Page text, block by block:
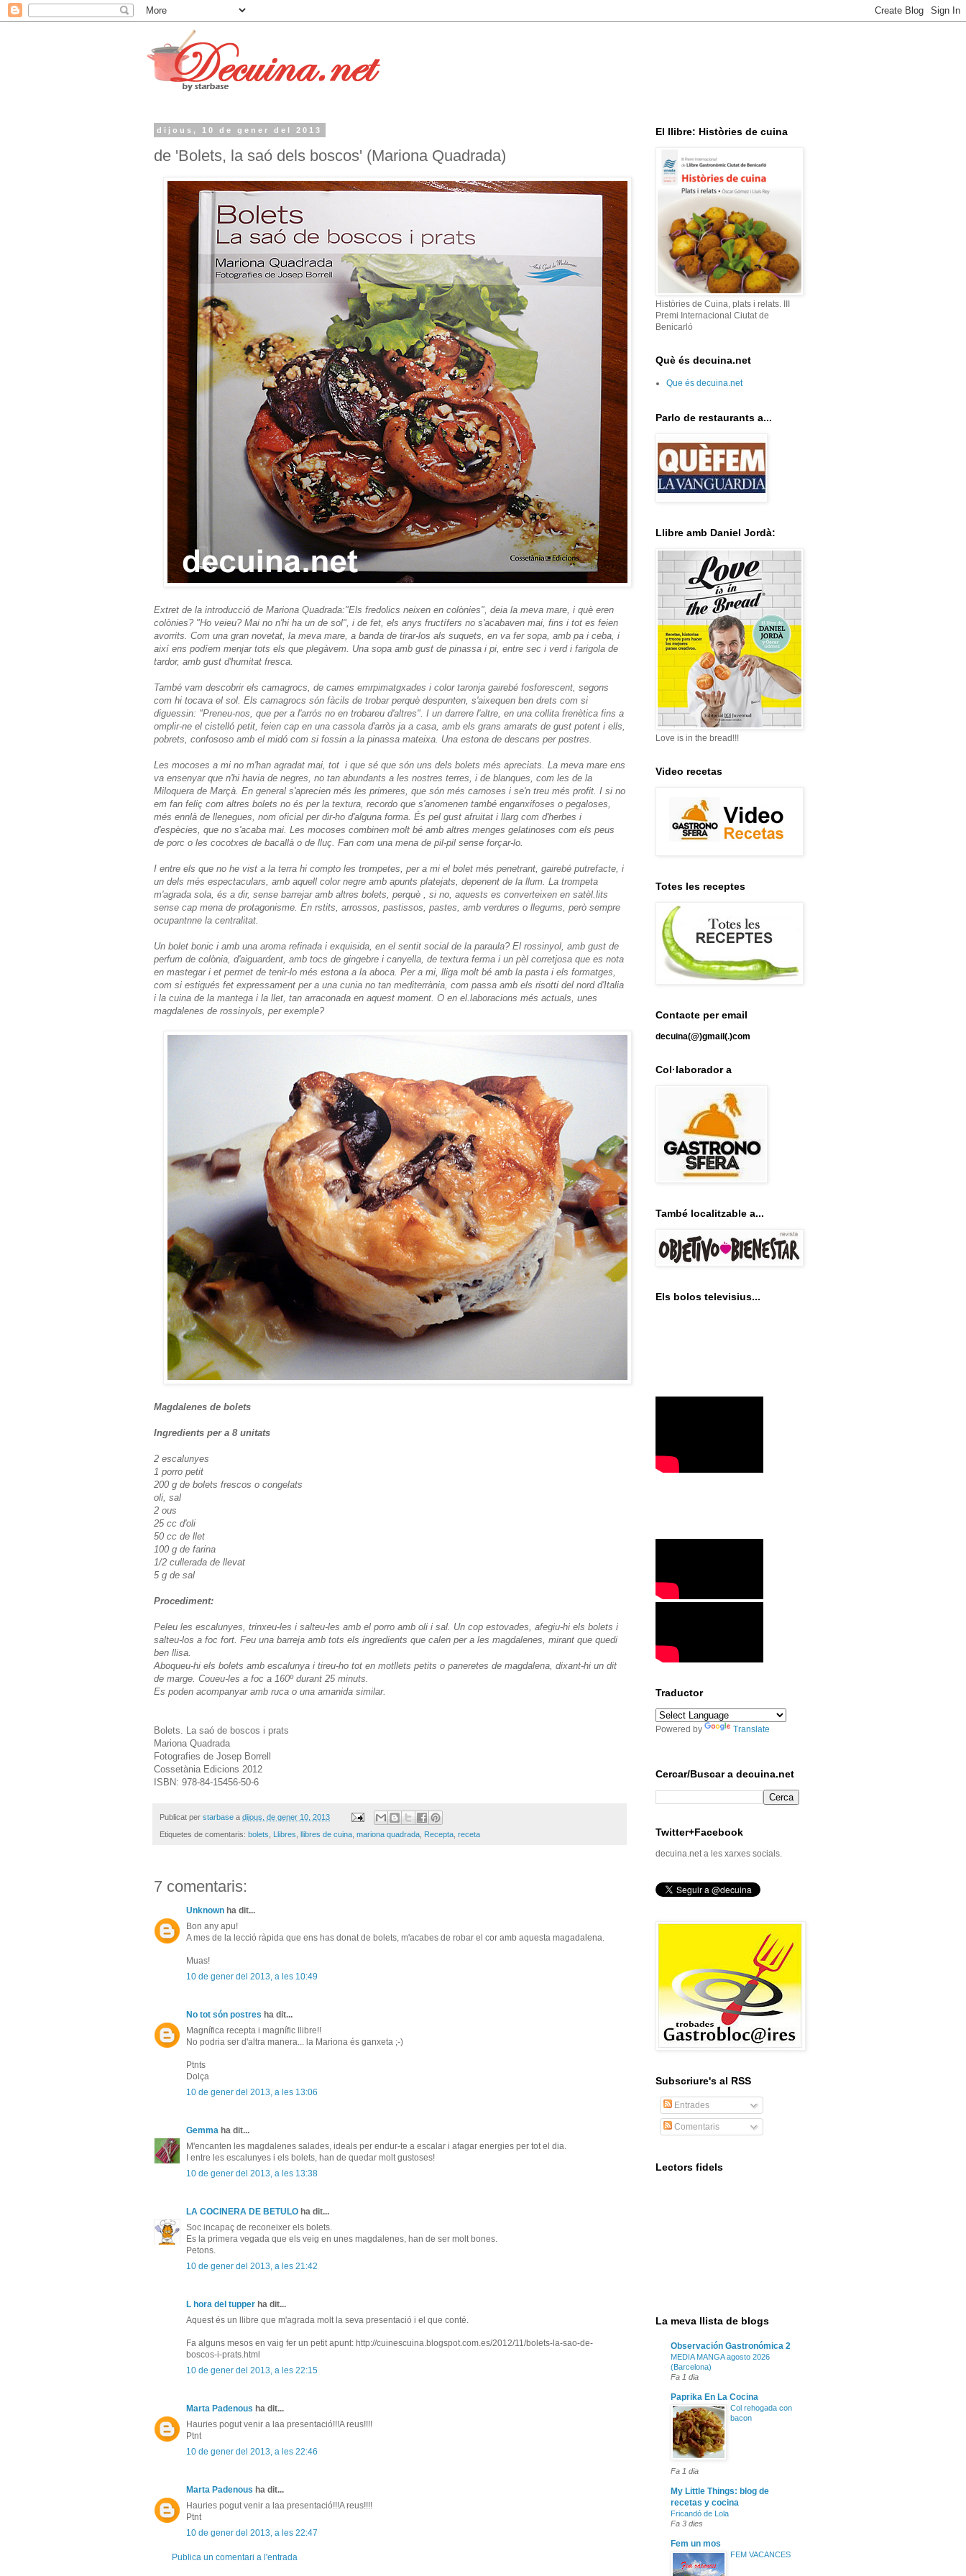
dijous, 10 de gener del 2013
de 'Bolets, la saó dels boscos' (Mariona Quadrada)
Extret de la introducció de Mariona Quadrada:"Els fredolics neixen en colònies", deia la meva mare, i què eren
colònies? "Ho veieu? Mai no n'hi ha un de sol", i de fet, els anys fructífers no s'acabaven mai, fins i tot es feien
avorrits. Com una gran novetat, la meva mare, a banda de tirar-los als suquets, en va fer sopa, amb pa i ceba, i
així ens podíem menjar tots els que plegàvem. Una sopa amb gust de pinassa i pi, entre sec i verd i farigola de
tardor, amb gust d'humitat fresca.
També vam descobrir els camagrocs, de cames emrpimatgxades i color taronja gairebé fosforescent, segons
com hi tocava el sol. Els camagrocs són fàcils de trobar perquè despunten, s'aixequen ben drets com si
diguessin: "Preneu-nos, que per a l'arrós no en trobareu d'altres". I un darrere l'altre, en una collita frenètica fins a
omplir-ne el cistelló petit, feien cap en una cassola d'arròs ja a casa, amb els grans amarats de gust potent i ells,
pobrets, confososo amb el midó com si fossin a la pinassa mateixa. Una estona de descans per postres.
Les mocoses a mi no m'han agradat mai, tot i que sé que són uns dels bolets més apreciats. La meva mare ens
va ensenyar que n'hi havia de negres, no tan abundants a les nostres terres, i de blanques, com les de la
Miloquera de Marçà. En general s'aprecien més les primeres, que són més carnoses i se'n treu més profit. I si no
em fan feliç com altres bolets no és per la textura, recordo que s'anomenen també enganxifoses o pegaloses,
més ennlà de llenegues, nom oficial per dir-ho d'alguna forma. És pel gust afruitat i llarg com d'herbes i
d'espècies, que no s'acaba mai. Les mocoses combinen molt bé amb altres menges gelatinoses com els peus
de porc o les cocotxes de bacallà o de lluç. Fan com una mena de pil-pil sense forçar-lo.
I entre els que no he vist a la terra hi compto les trompetes, per a mi el bolet més penetrant, gairebé putrefacte, i
un dels més espectaculars, amb aquell color negre amb apunts platejats, depenent de la llum. La trompeta
m'agrada sola, és a dir, sense barrejar amb altres bolets, perquè , si no, aquests es converteixen en satèl.lits
sense cap mena de protagonisme. En rstits, arrossos, pastissos, pastes, amb verdures o llegums, però sempre
ocupantnne la centralitat.
Un bolet bonic i amb una aroma refinada i exquisida, en el sentit social de la paraula? El rossinyol, amb gust de
perfum de colònia, d'aiguardent, amb tocs de gingebre i canyella, de textura ferma i un pèl corretjosa que es nota
en mastegar i et permet de tenir-lo més estona a la aboca. Per a mi, lliga molt bé amb la pasta i els formatges,
com si estigués fet expressament per a una cunia no tan mediterrània, com passa amb els risotti del nord d'Italia
i la cuina de la mantega i la llet, tan arraconada en aquest moment. O en el.laboracions més actuals, unes
magdalenes de rossinyols, per exemple?
Magdalenes de bolets
Ingredients per a 8 unitats
2 escalunyes
1 porro petit
200 g de bolets frescos o congelats
oli, sal
2 ous
25 cc d'oli
50 cc de llet
100 g de farina
1/2 cullerada de llevat
5 g de sal
Procediment:
Peleu les escalunyes, trinxeu-les i salteu-les amb el porro amb oli i sal. Un cop estovades, afegiu-hi els bolets i
salteu-los a foc fort. Feu una barreja amb tots els ingredients que calen per a les magdalenes, mirant que quedi
ben llisa.
Aboqueu-hi els bolets amb escalunya i tireu-ho tot en motllets petits o paneretes de magdalena, dixant-hi un dit
de marge. Coueu-les a foc a 160º durant 25 minuts.
Es poden acompanyar amb ruca o una amanida similar.
Bolets. La saó de boscos i prats
Mariona Quadrada
Fotografies de Josep Borrell
Cossetània Edicions 2012
ISBN: 978-84-15456-50-6
Publicat per starbase a dijous, de gener 10, 2013
Etiquetes de comentaris: bolets Llibres llibres de cuina mariona quadrada Recepta receta
7 comentaris:
Unknown ha dit...
Bon any apu!
A mes de la lecció ràpida que ens has donat de bolets, m'acabes de robar el cor amb aquesta magadalena.
Muas!
10 de gener del 2013, a les 10:49
No tot són postres ha dit...
Magnífica recepta i magnífic llibre!!
No podria ser d'altra manera... la Mariona és ganxeta ;-)
Ptnts
Dolça
10 de gener del 2013, a les 13:06
Gemma ha dit...
M'encanten les magdalenes salades, ideals per endur-te a escalar i afagar energies per tot el dia.
I entre les escalunyes i els bolets, han de quedar molt gustoses!
10 de gener del 2013, a les 13:38
LA COCINERA DE BETULO ha dit...
Soc incapaç de reconeixer els bolets.
Es la primera vegada que els veig en unes magdalenes, han de ser molt bones.
Petons.
10 de gener del 2013, a les 21:42
L hora del tupper ha dit...
Aquest és un llibre que m'agrada molt la seva presentació i el que conté.
Fa alguns mesos en vaig fer un petit apunt: http://cuinescuina.blogspot.com.es/2012/11/bolets-la-sao-de-
boscos-i-prats.html
10 de gener del 2013, a les 22:15
Marta Padenous ha dit...
Hauries pogut venir a laa presentació!!!A reus!!!!
Ptnt
10 de gener del 2013, a les 22:46
Marta Padenous ha dit...
Hauries pogut venir a laa presentació!!!A reus!!!!
Ptnt
10 de gener del 2013, a les 22:47
Publica un comentari a l'entrada
El llibre: Històries de cuina
Històries de Cuina, plats i relats. III
Premi Internacional Ciutat de
Benicarló
Què és decuina.net
Que és decuina.net
Parlo de restaurants a...
Llibre amb Daniel Jordà:
Love is in the bread!!!
Video recetas
Totes les receptes
Contacte per email
decuina(@)gmail(.)com
Col·laborador a
També localitzable a...
Els bolos televisius...
Traductor
Powered by Translate
Cercar/Buscar a decuina.net
Twitter+Facebook
decuina.net a les xarxes socials.
Subscriure's al RSS
Entrades
Comentaris
Lectors fidels
La meva llista de blogs
Observación Gastronómica 2
MEDIA MANGA agosto 2026
(Barcelona)
Fa 1 dia
Paprika En La Cocina
Col rehogada con
bacon
Fa 1 dia
My Little Things: blog de
recetas y cocina
Fricandó de Lola
Fa 3 dies
Fem un mos
FEM VACANCES